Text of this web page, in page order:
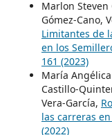
Marlon
Gómez-Cano,
Limitantes de
en los
161 (2023)
María
Castillo-
Vera-García,
las carreras
(2022)